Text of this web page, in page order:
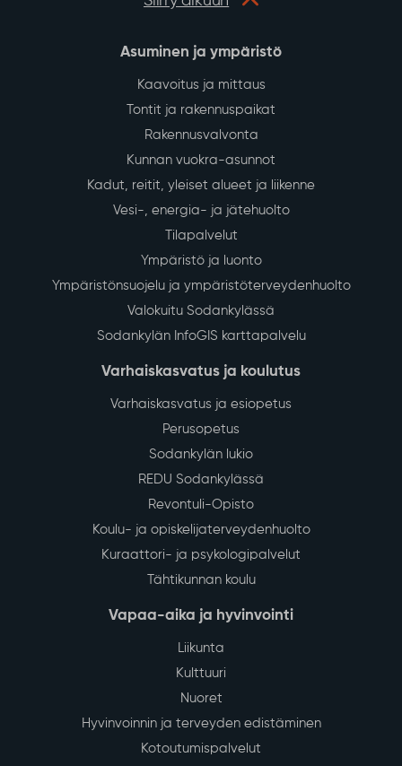
Asuminen ja ympäristö
Kaavoitus ja mittaus
Tontit ja rakennuspaikat
Rakennusvalvonta
Kunnan vuokra-asunnot
Kadut, reitit, yleiset alueet ja liikenne
Vesi-, energia- ja jätehuolto
Tilapalvelut
Ympäristö ja luonto
Ympäristönsuojelu ja ympäristöterveydenhuolto
Valokuitu Sodankylässä
Sodankylän InfoGIS karttapalvelu
Varhaiskasvatus ja koulutus
Varhaiskasvatus ja esiopetus
Perusopetus
Sodankylän lukio
REDU Sodankylässä
Revontuli-Opisto
Koulu- ja opiskelijaterveydenhuolto
Kuraattori- ja psykologipalvelut
Tähtikunnan koulu
Vapaa-aika ja hyvinvointi
Liikunta
Kulttuuri
Nuoret
Hyvinvoinnin ja terveyden edistäminen
Kotoutumispalvelut